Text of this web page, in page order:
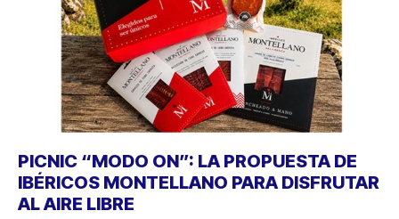
PICNIC “MODO ON”: LA PROPUESTA DE
IBÉRICOS MONTELLANO PARA DISFRUTAR
AL AIRE LIBRE